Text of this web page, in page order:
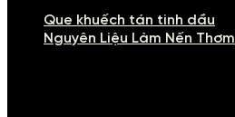
Que khuếch tán tinh dầu
Nguyên Liệu Làm Nến Thơm